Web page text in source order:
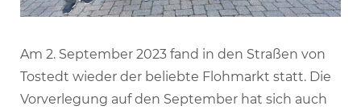
Am 2. September 2023 fand in den Straßen von
Tostedt wieder der beliebte Flohmarkt statt. Die
Vorverlegung auf den September hat sich auch